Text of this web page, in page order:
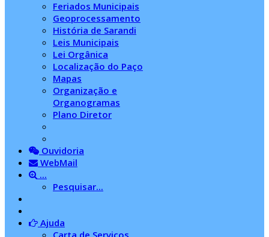
Feriados Municipais
Geoprocessamento
História de Sarandi
Leis Municipais
Lei Orgânica
Localização do Paço
Mapas
Organização e
Organogramas
Plano Diretor
Ouvidoria
WebMail
...
Pesquisar...
Ajuda
Carta de Serviços